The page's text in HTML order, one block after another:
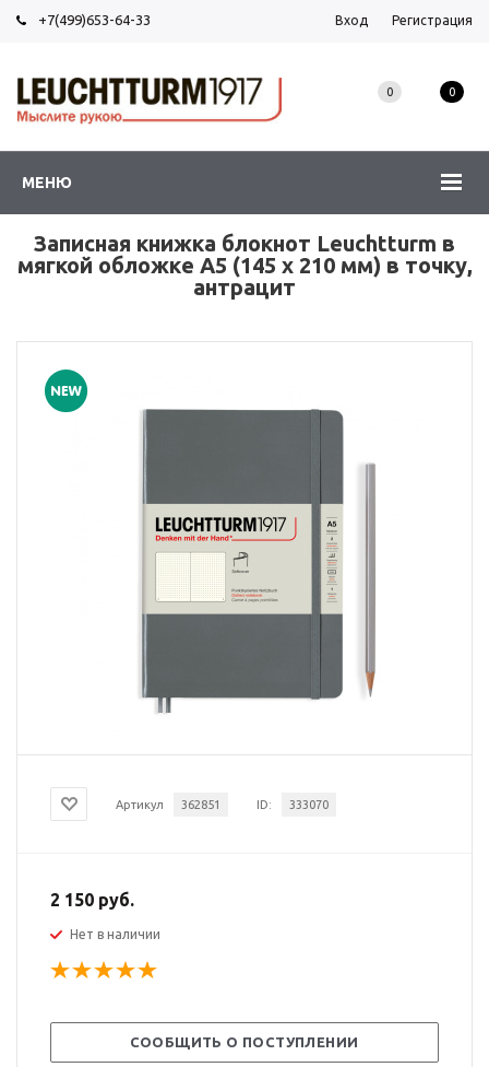
+7(499)653-64-33 Вход Регистрация
МЕНЮ
0 0
Записная книжка блокнот Leuchtturm в
мягкой обложке A5 (145 x 210 мм) в точку,
антрацит
Артикул 362851 ID: 333070
2 150 руб.
Нет в наличии
СООБЩИТЬ О ПОСТУПЛЕНИИ